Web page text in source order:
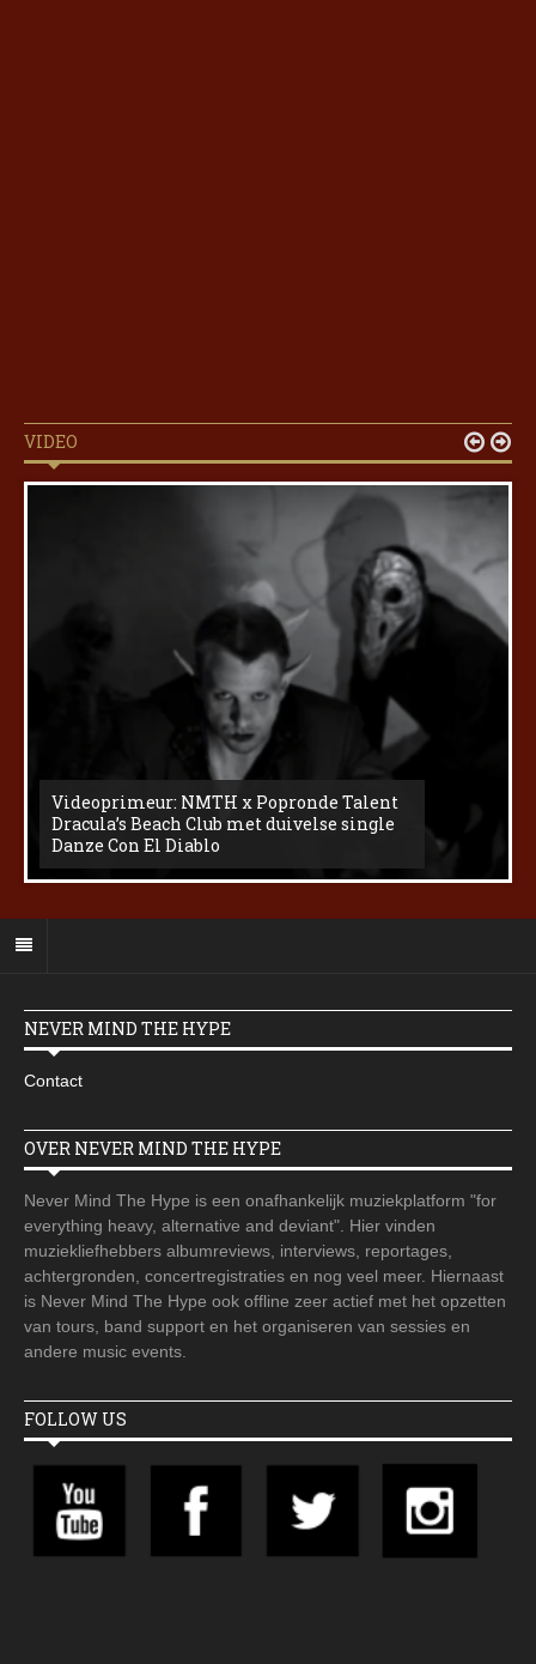
VIDEO
Videoprimeur: NMTH x Popronde Talent
Dracula’s Beach Club met duivelse single
Danze Con El Diablo
 
NEVER MIND THE HYPE
Contact
OVER NEVER MIND THE HYPE
Never Mind The Hype is een onafhankelijk muziekplatform "for
everything heavy, alternative and deviant". Hier vinden
muziekliefhebbers albumreviews, interviews, reportages,
achtergronden, concertregistraties en nog veel meer. Hiernaast
is Never Mind The Hype ook offline zeer actief met het opzetten
van tours, band support en het organiseren van sessies en
andere music events.
FOLLOW US